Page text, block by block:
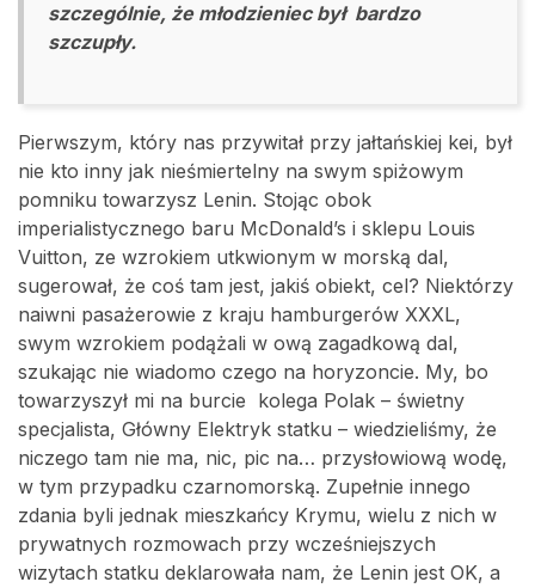
szczególnie, że młodzieniec był bardzo
szczupły.
Pierwszym, który nas przywitał przy jałtańskiej kei, był
nie kto inny jak nieśmiertelny na swym spiżowym
pomniku towarzysz Lenin. Stojąc obok
imperialistycznego baru McDonald’s i sklepu Louis
Vuitton, ze wzrokiem utkwionym w morską dal,
sugerował, że coś tam jest, jakiś obiekt, cel? Niektórzy
naiwni pasażerowie z kraju hamburgerów XXXL,
swym wzrokiem podążali w ową zagadkową dal,
szukając nie wiadomo czego na horyzoncie. My, bo
towarzyszył mi na burcie kolega Polak – świetny
specjalista, Główny Elektryk statku – wiedzieliśmy, że
niczego tam nie ma, nic, pic na… przysłowiową wodę,
w tym przypadku czarnomorską. Zupełnie innego
zdania byli jednak mieszkańcy Krymu, wielu z nich w
prywatnych rozmowach przy wcześniejszych
wizytach statku deklarowała nam, że Lenin jest OK, a